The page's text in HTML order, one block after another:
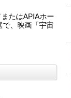
たはAPIAホー
で、映画「宇宙